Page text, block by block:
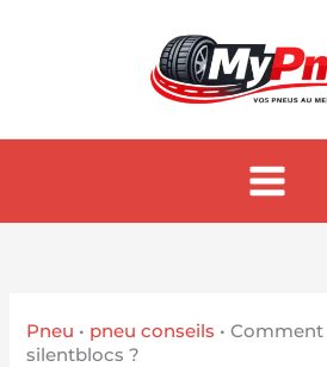
Pneu • pneu conseils •Comment
silentblocs ?